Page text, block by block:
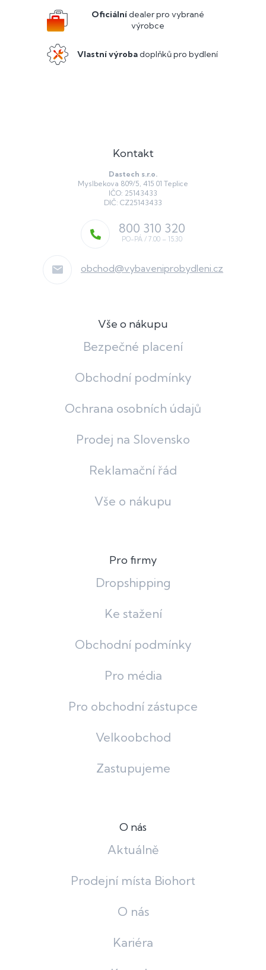
p
r
v
y
Oficiálnídealer pro vybrané
výrobce
Vlastní výrobadoplňků pro bydlení
Kontakt
Dastech s.r.o.
Myslbekova 809/5, 415 01 Teplice
IČO: 25143433
DIČ: CZ25143433
obchod@vybaveniprobydleni.cz
800 310 320
Vše o nákupu
Bezpečné placení
Obchodní podmínky
Ochrana osobních údajů
Prodej na Slovensko
Reklamační řád
Vše o nákupu
Pro firmy
Dropshipping
Ke stažení
Obchodní podmínky
Pro média
Pro obchodní zástupce
Velkoobchod
Zastupujeme
O nás
Aktuálně
Prodejní místa Biohort
O nás
Kariéra